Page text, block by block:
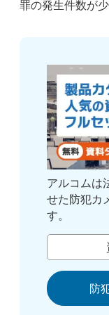
罪の発生件数が
アルコムは
せた防犯カ
す。
防